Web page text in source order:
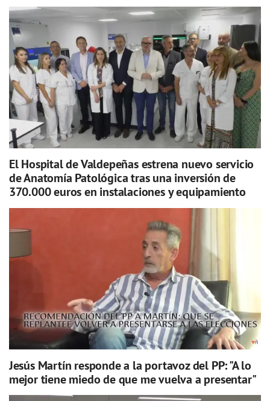
El Hospital de Valdepeñas estrena nuevo servicio
de Anatomía Patológica tras una inversión de
370.000 euros en instalaciones y equipamiento
Jesús Martín responde a la portavoz del PP: "A lo
mejor tiene miedo de que me vuelva a presentar"